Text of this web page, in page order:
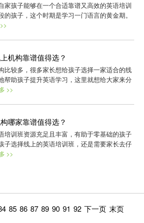
家孩子能够在一个合适靠谱又高效的英语培训
孩子，这个时期是学习一门语言的黄金期。
机构靠谱值得选？
比较多，很多家长想给孩子选择一家适合的线
帮助孩子提升英语学习，这里就想给大家来分
>>
哪家靠谱值得选？
培训班资源充足且丰富，有助于零基础的孩子
子选择线上的英语培训班，还是需要家长去仔
>>
85 86 87 89 90 91 92 下一页 末页